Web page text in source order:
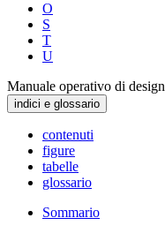
O
S
T
U
Manuale operativo di design
indici e glossario
contenuti
figure
tabelle
glossario
Sommario